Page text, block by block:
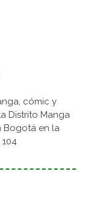
cómic y
Distrito Manga
Bogotá en la